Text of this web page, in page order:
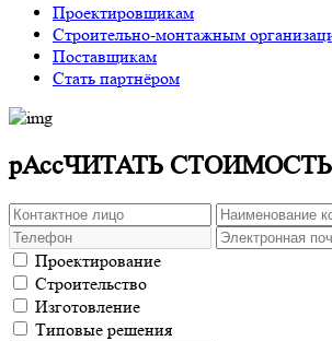
Проектировщикам
Строительно-монтажным
Поставщикам
Стать партнёром
рАссЧИТАТЬ
Проектирование
Строительство
Изготовление
Типовые решения